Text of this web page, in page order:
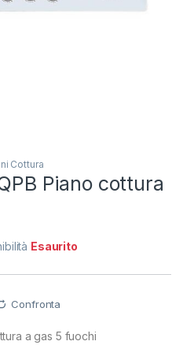
Cottura
Piano cottura
Esaurito
Confronta
a gas 5 fuochi